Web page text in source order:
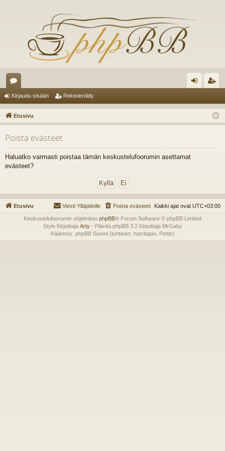
es
ku
st
el
ua
t
au
du
ist
er
Kirjaudu sisään Rekisteröidy
Etusivu
Poista evästeet
Haluatko varmasti poistaa tämän keskustelufoorumin asettamat
evästeet?
Etusivu Kaikki ajat ovat UTC+03:00
Poista evästeet
Viesti Ylläpidolle
Keskustelufoorumin ohjelmisto phpBB® Forum Software © phpBB Limited
Style Kirjoittaja Arty- Päivitä phpBB 3.2 Kirjoittaja MrGaby
Käännös: phpBB Suomi (lurttinen, harritapio, Pettis)